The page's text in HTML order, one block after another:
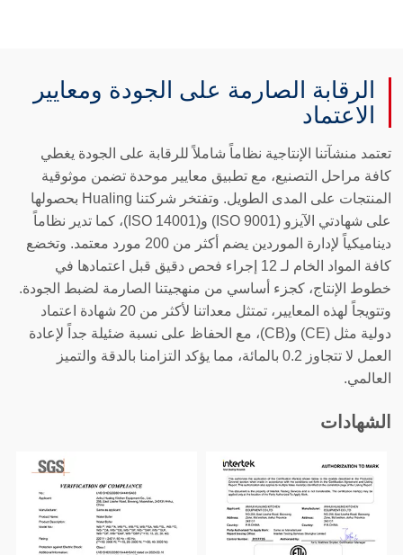
الرقابة الصارمة على الجودة ومعايير
الاعتماد
تعتمد منشآتنا الإنتاجية نظاماً شاملاً للرقابة على الجودة يغطي
كافة مراحل التصنيع، مع تطبيق معايير موحدة تضمن موثوقية
المنتجات على المدى الطويل. وتفتخر شركتنا Hualing بحصولها
على شهادتي الآيزو (ISO 9001) و(ISO 14001)، كما تدير نظاماً
ديناميكياً لإدارة الموردين يضم أكثر من 200 مورد معتمد. وتخضع
كافة المواد الخام لـ 12 إجراء فحص دقيق قبل اعتمادها في
خطوط الإنتاج، كجزء أساسي من منهجيتنا الصارمة لضبط الجودة.
وتتويجاً لهذه المعايير، تمتثل معداتنا لأكثر من 20 شهادة اعتماد
دولية مثل (CE) و(CB)، مع الحفاظ على نسبة ضئيلة جداً لإعادة
العمل لا تتجاوز 0.2 بالمائة، مما يؤكد التزامنا بالدقة والتميز
العالمي.
الشهادات